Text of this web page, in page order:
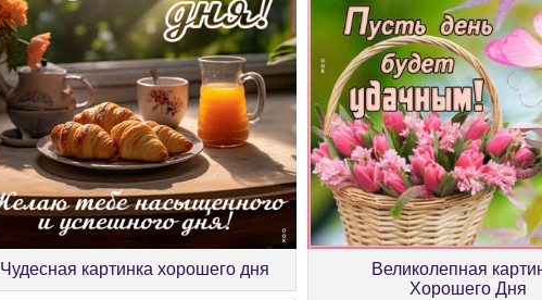
Чудесная картинка хорошего дня
Великолепная
Хорошего Дня